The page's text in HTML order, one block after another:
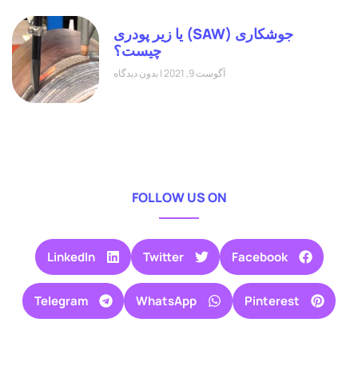
جوشکاری (SAW) یا زیر پودری
چیست؟
آگوست 9, 2021 بدون دیدگاه
FOLLOW US ON
Facebook
Twitter
LinkedIn
Pinterest
WhatsApp
Telegram